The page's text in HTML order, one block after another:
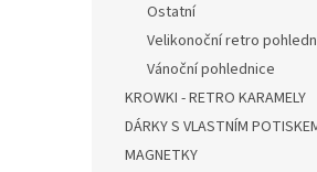
Ostatní
Velikonoční retro
Vánoční pohlednice
KROWKI - RETRO KARAMELY
DÁRKY S VLASTNÍM
MAGNETKY